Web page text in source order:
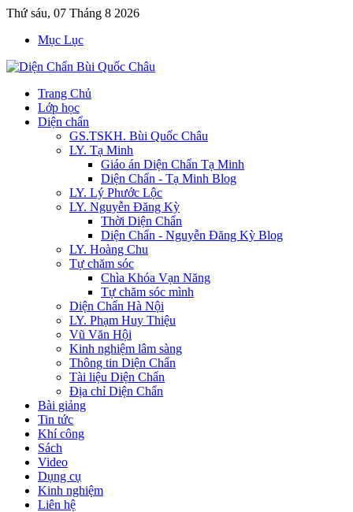
Thứ sáu, 07 Tháng 8 2026
Mục Lục
Trang Chủ
Lớp học
Diện chẩn
GS.TSKH. Bùi Quốc Châu
LY. Tạ Minh
Giáo án Diện Chẩn Tạ Minh
Diện Chẩn - Tạ Minh Blog
LY. Lý Phước Lộc
LY. Nguyễn Đăng Kỳ
Thời Diện Chẩn
Diện Chẩn - Nguyễn Đăng Kỳ Blog
LY. Hoàng Chu
Tự chăm sóc
Chìa Khóa Vạn Năng
Tự chăm sóc mình
Diện Chẩn Hà Nội
LY. Phạm Huy Thiệu
Vũ Văn Hội
Kinh nghiệm lâm sàng
Thông tin Diện Chẩn
Tài liệu Diện Chẩn
Địa chỉ Diện Chẩn
Bài giảng
Tin tức
Khí công
Sách
Video
Dụng cụ
Kinh nghiệm
Liên hệ